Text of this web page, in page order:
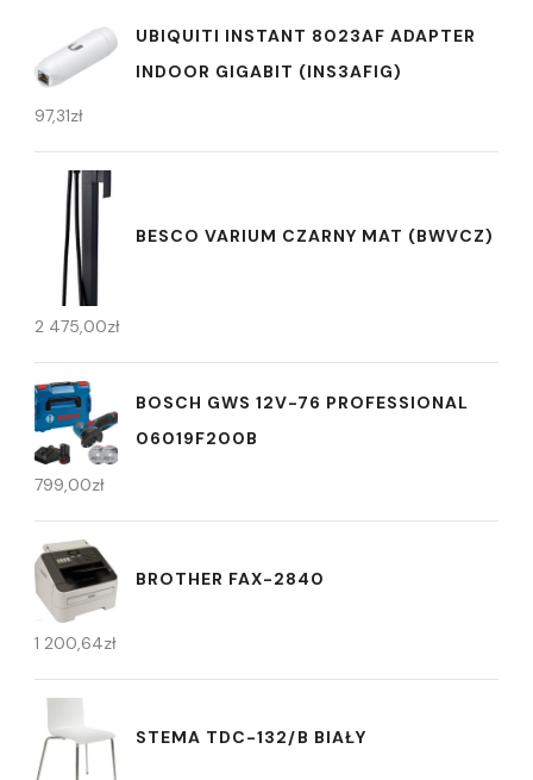
UBIQUITI INSTANT 8023AF ADAPTER
INDOOR GIGABIT (INS3AFIG)
97,31zł
BESCO VARIUM CZARNY MAT (BWVCZ)
2 475,00zł
BOSCH GWS 12V-76 PROFESSIONAL
06019F200B
799,00zł
BROTHER FAX-2840
1 200,64zł
STEMA TDC-132/B BIAŁY